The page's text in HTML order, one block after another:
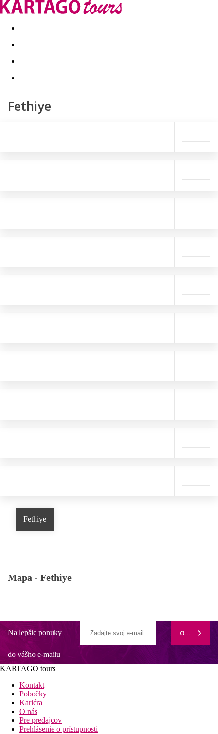
Last minute Dovolenkové kluby
Fethiye
Fethiye
Mapa - Fethiye
Najlepšie ponuky
do vášho e-mailu
ODOBERAŤ
KARTAGO tours
Kontakt
Pobočky
Kariéra
O nás
Pre predajcov
Prehlásenie o prístupnosti